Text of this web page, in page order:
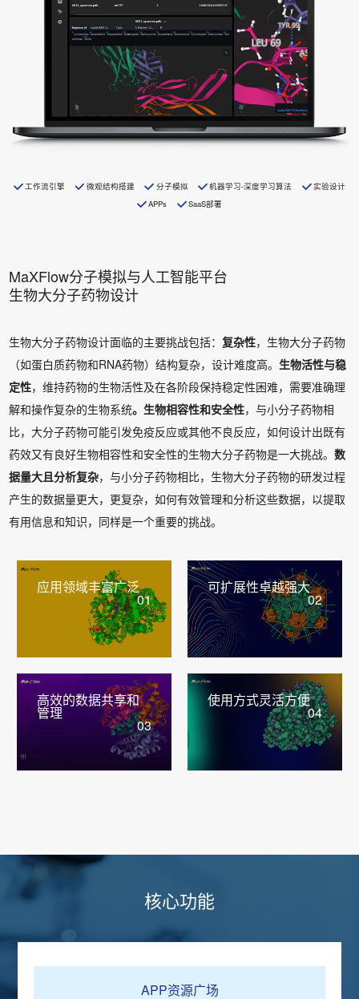
工作流引擎 微观结构搭建 分子模拟 机器学习-深度学习算法
实验设计
APPs
SaaS部署
MaXFlow分子模拟与人工智能平台
生物大分子药物设计
生物大分子药物设计面临的主要挑战包括：复杂性，生物大分子药物
（如蛋白质药物和RNA药物）结构复杂，设计难度高。生物活性与稳
定性，维持药物的生物活性及在各阶段保持稳定性困难，需要准确理
解和操作复杂的生物系统。生物相容性和安全性，与小分子药物相
比，大分子药物可能引发免疫反应或其他不良反应，如何设计出既有
药效又有良好生物相容性和安全性的生物大分子药物是一大挑战。数
据量大且分析复杂，与小分子药物相比，生物大分子药物的研发过程
产生的数据量更大，更复杂，如何有效管理和分析这些数据，以提取
有用信息和知识，同样是一个重要的挑战。
应用领域丰富广泛
01
可扩展性卓越强大
02
高效的数据共享和
管理
03
使用方式灵活方便
04
核心功能
APP资源广场